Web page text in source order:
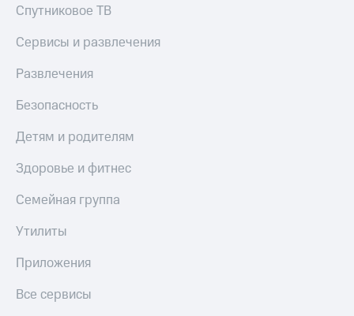
Спутниковое ТВ
Сервисы и развлечения
Развлечения
Безопасность
Детям и родителям
Здоровье и фитнес
Семейная группа
Утилиты
Приложения
Все сервисы